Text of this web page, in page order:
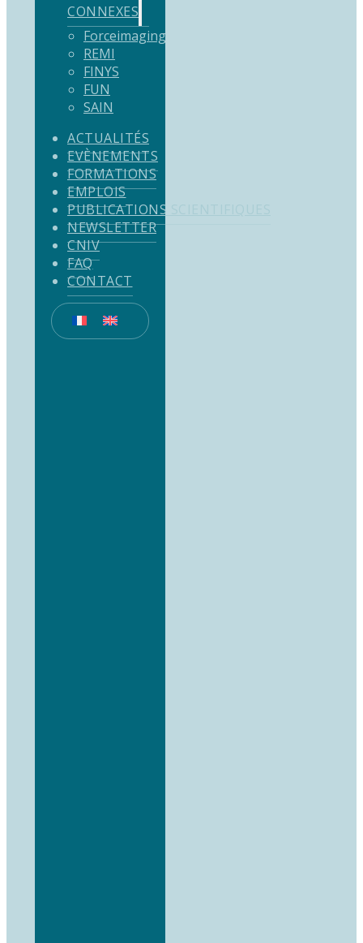
CONNEXES
Forceimaging
REMI
FINYS
FUN
SAIN
ACTUALITÉS
EVÈNEMENTS
FORMATIONS
EMPLOIS
PUBLICATIONS SCIENTIFIQUES
NEWSLETTER
CNIV
FAQ
CONTACT